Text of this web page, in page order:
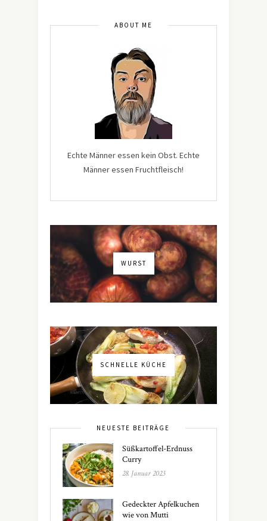
ABOUT ME
Echte Männer essen kein Obst. Echte
Männer essen Fruchtfleisch!
WURST
SCHNELLE KÜCHE
NEUESTE BEITRÄGE
Süßkartoffel-Erdnuss
Curry
28. Januar 2023
Gedeckter Apfelkuchen
wie von Mutti